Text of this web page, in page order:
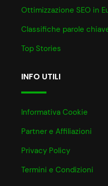
Ottimizzazione SEO in
Classifiche parole
Top Stories
INFO UTILI
Informativa Cookie
Partner e Affiliazioni
Privacy Policy
Termini e Condizioni